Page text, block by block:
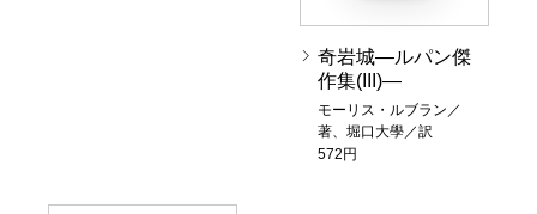
奇岩城―ルパン傑
作集(III)―
モーリス・ルブラン／
著、堀口大學／訳
572円